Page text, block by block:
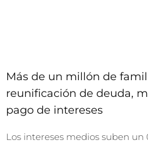
Más de un millón de
reunificación de deuda,
pago de intereses
Los intereses medios suben un